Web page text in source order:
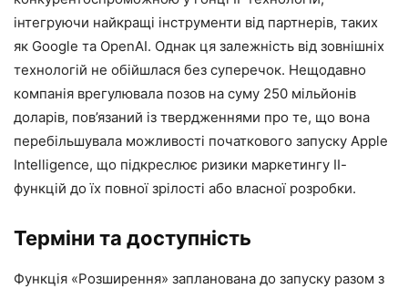
інтегруючи найкращі інструменти від партнерів, таких
як Google та OpenAI. Однак ця залежність від зовнішніх
технологій не обійшлася без суперечок. Нещодавно
компанія врегулювала позов на суму 250 мільйонів
доларів, пов’язаний із твердженнями про те, що вона
перебільшувала можливості початкового запуску Apple
Intelligence, що підкреслює ризики маркетингу ІІ-
функцій до їх повної зрілості або власної розробки.
Терміни та доступність
Функція «Розширення» запланована до запуску разом з